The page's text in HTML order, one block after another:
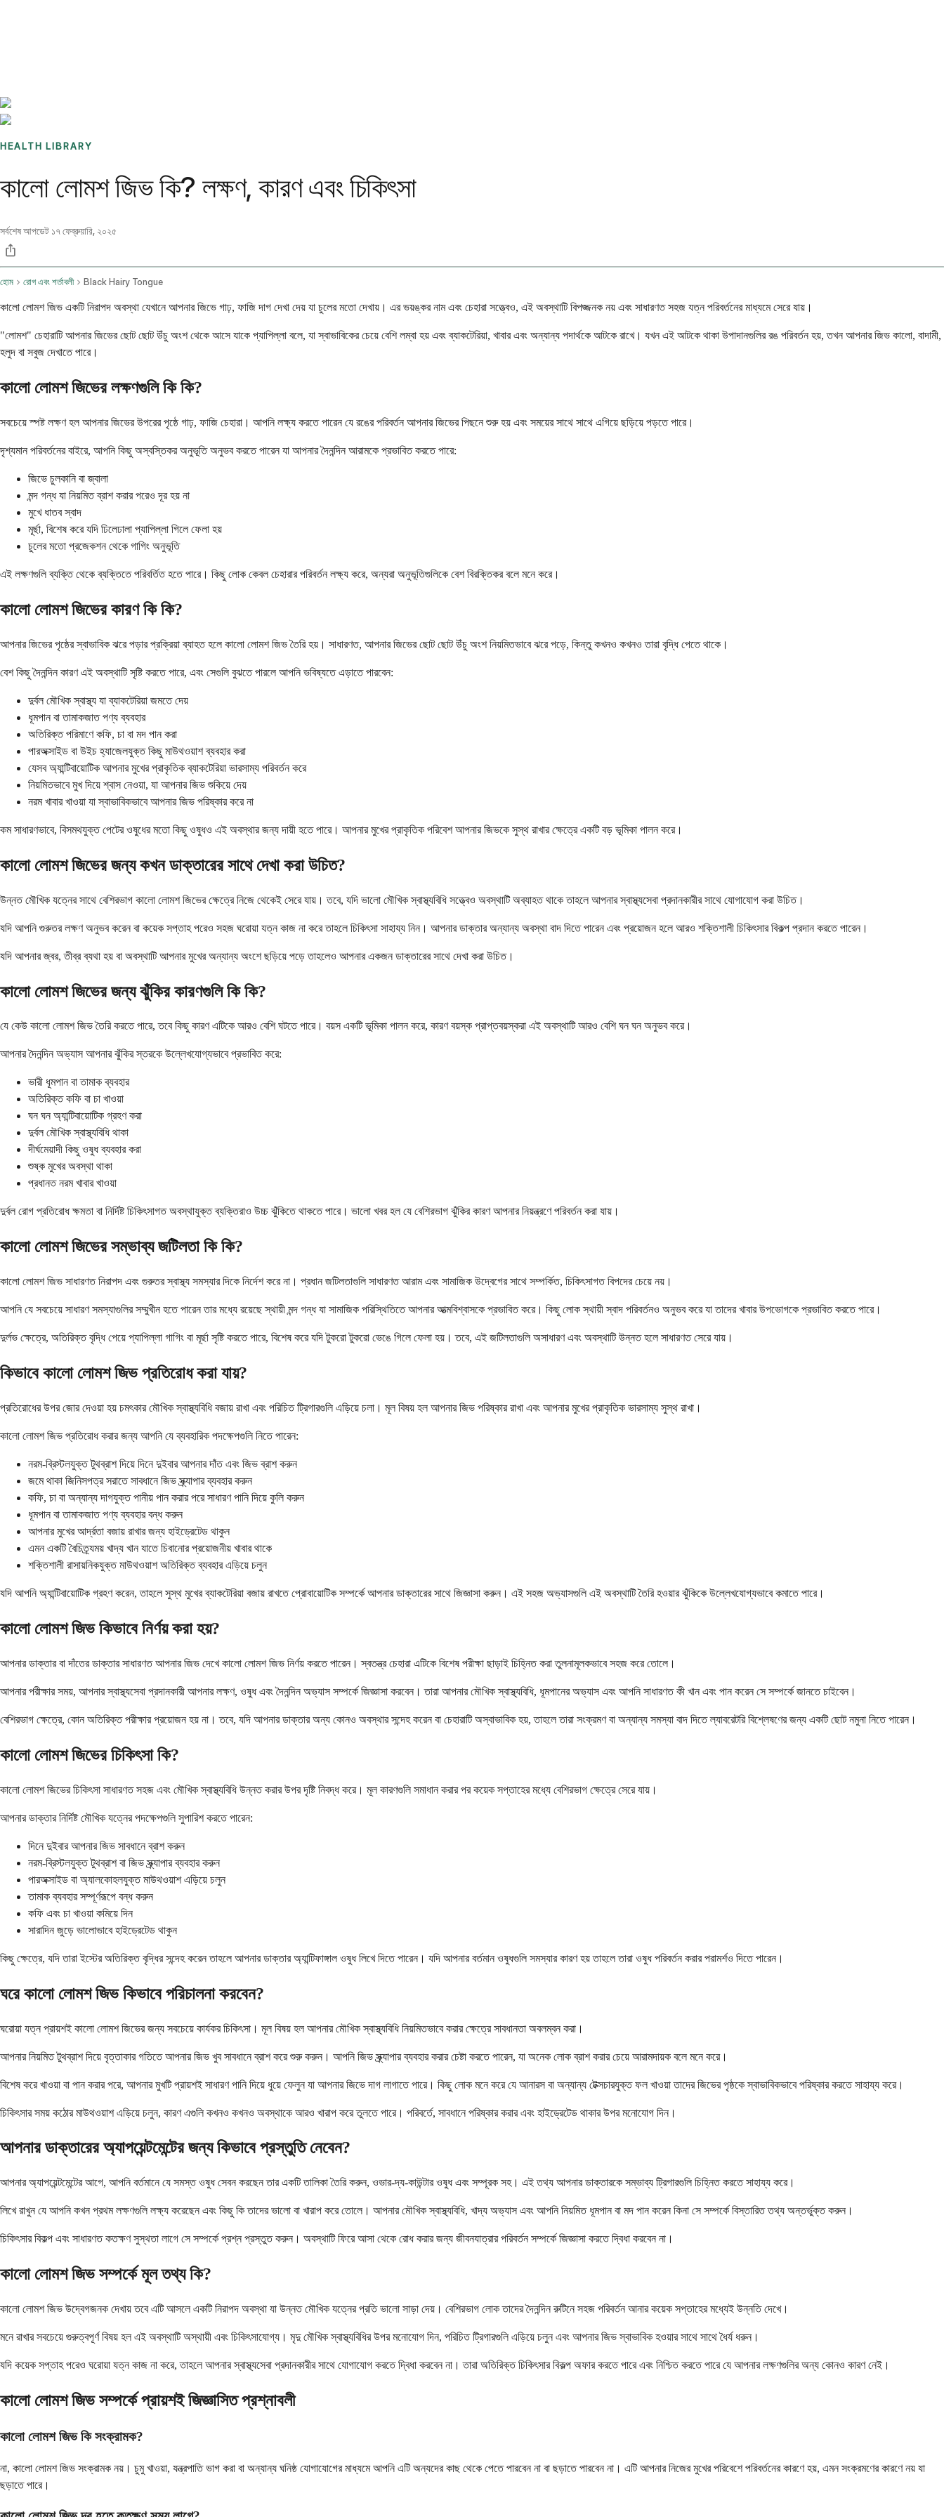
HEALTH LIBRARY
কালো লোমশ জিভ কি? লক্ষণ, কারণ এবং চিকিৎসা
সর্বশেষ আপডেট ১৭ ফেব্রুয়ারি, ২০২৫
হোম রোগ এবং শর্তাবলী Black Hairy Tongue
কালো লোমশ জিভ একটি নিরাপদ অবস্থা যেখানে আপনার জিভে গাঢ়, ফাজি দাগ দেখা দেয় যা চুলের মতো দেখায়। এর ভয়ঙ্কর নাম এবং চেহারা সত্ত্বেও, এই অবস্থাটি বিপজ্জনক নয় এবং সাধারণত সহজ যত্ন পরিবর্তনের মাধ্যমে সেরে যায়।
"লোমশ" চেহারাটি আপনার জিভের ছোট ছোট উঁচু অংশ থেকে আসে যাকে প্যাপিল্লা বলে, যা স্বাভাবিকের চেয়ে বেশি লম্বা হয় এবং ব্যাকটেরিয়া, খাবার এবং অন্যান্য পদার্থকে আটকে রাখে। যখন এই আটকে থাকা উপাদানগুলির রঙ পরিবর্তন হয়, তখন আপনার জিভ কালো, বাদামী,
হলুদ বা সবুজ দেখাতে পারে।
কালো লোমশ জিভের লক্ষণগুলি কি কি?
সবচেয়ে স্পষ্ট লক্ষণ হল আপনার জিভের উপরের পৃষ্ঠে গাঢ়, ফাজি চেহারা। আপনি লক্ষ্য করতে পারেন যে রঙের পরিবর্তন আপনার জিভের পিছনে শুরু হয় এবং সময়ের সাথে সাথে এগিয়ে ছড়িয়ে পড়তে পারে।
দৃশ্যমান পরিবর্তনের বাইরে, আপনি কিছু অস্বস্তিকর অনুভূতি অনুভব করতে পারেন যা আপনার দৈনন্দিন আরামকে প্রভাবিত করতে পারে:
জিভে চুলকানি বা জ্বালা
মন্দ গন্ধ যা নিয়মিত ব্রাশ করার পরেও দূর হয় না
মুখে ধাতব স্বাদ
মূর্ছা, বিশেষ করে যদি ঢিলেঢালা প্যাপিল্লা গিলে ফেলা হয়
চুলের মতো প্রজেকশন থেকে গাগিং অনুভূতি
এই লক্ষণগুলি ব্যক্তি থেকে ব্যক্তিতে পরিবর্তিত হতে পারে। কিছু লোক কেবল চেহারার পরিবর্তন লক্ষ্য করে, অন্যরা অনুভূতিগুলিকে বেশ বিরক্তিকর বলে মনে করে।
কালো লোমশ জিভের কারণ কি কি?
আপনার জিভের পৃষ্ঠের স্বাভাবিক ঝরে পড়ার প্রক্রিয়া ব্যাহত হলে কালো লোমশ জিভ তৈরি হয়। সাধারণত, আপনার জিভের ছোট ছোট উঁচু অংশ নিয়মিতভাবে ঝরে পড়ে, কিন্তু কখনও কখনও তারা বৃদ্ধি পেতে থাকে।
বেশ কিছু দৈনন্দিন কারণ এই অবস্থাটি সৃষ্টি করতে পারে, এবং সেগুলি বুঝতে পারলে আপনি ভবিষ্যতে এড়াতে পারবেন:
দুর্বল মৌখিক স্বাস্থ্য যা ব্যাকটেরিয়া জমতে দেয়
ধূমপান বা তামাকজাত পণ্য ব্যবহার
অতিরিক্ত পরিমাণে কফি, চা বা মদ পান করা
পারঅক্সাইড বা উইচ হ্যাজেলযুক্ত কিছু মাউথওয়াশ ব্যবহার করা
যেসব অ্যান্টিবায়োটিক আপনার মুখের প্রাকৃতিক ব্যাকটেরিয়া ভারসাম্য পরিবর্তন করে
নিয়মিতভাবে মুখ দিয়ে শ্বাস নেওয়া, যা আপনার জিভ শুকিয়ে দেয়
নরম খাবার খাওয়া যা স্বাভাবিকভাবে আপনার জিভ পরিষ্কার করে না
কম সাধারণভাবে, বিসমথযুক্ত পেটের ওষুধের মতো কিছু ওষুধও এই অবস্থার জন্য দায়ী হতে পারে। আপনার মুখের প্রাকৃতিক পরিবেশ আপনার জিভকে সুস্থ রাখার ক্ষেত্রে একটি বড় ভূমিকা পালন করে।
কালো লোমশ জিভের জন্য কখন ডাক্তারের সাথে দেখা করা উচিত?
উন্নত মৌখিক যত্নের সাথে বেশিরভাগ কালো লোমশ জিভের ক্ষেত্রে নিজে থেকেই সেরে যায়। তবে, যদি ভালো মৌখিক স্বাস্থ্যবিধি সত্ত্বেও অবস্থাটি অব্যাহত থাকে তাহলে আপনার স্বাস্থ্যসেবা প্রদানকারীর সাথে যোগাযোগ করা উচিত।
যদি আপনি গুরুতর লক্ষণ অনুভব করেন বা কয়েক সপ্তাহ পরেও সহজ ঘরোয়া যত্ন কাজ না করে তাহলে চিকিৎসা সাহায্য নিন। আপনার ডাক্তার অন্যান্য অবস্থা বাদ দিতে পারেন এবং প্রয়োজন হলে আরও শক্তিশালী চিকিৎসার বিকল্প প্রদান করতে পারেন।
যদি আপনার জ্বর, তীব্র ব্যথা হয় বা অবস্থাটি আপনার মুখের অন্যান্য অংশে ছড়িয়ে পড়ে তাহলেও আপনার একজন ডাক্তারের সাথে দেখা করা উচিত।
কালো লোমশ জিভের জন্য ঝুঁকির কারণগুলি কি কি?
যে কেউ কালো লোমশ জিভ তৈরি করতে পারে, তবে কিছু কারণ এটিকে আরও বেশি ঘটতে পারে। বয়স একটি ভূমিকা পালন করে, কারণ বয়স্ক প্রাপ্তবয়স্করা এই অবস্থাটি আরও বেশি ঘন ঘন অনুভব করে।
আপনার দৈনন্দিন অভ্যাস আপনার ঝুঁকির স্তরকে উল্লেখযোগ্যভাবে প্রভাবিত করে:
ভারী ধূমপান বা তামাক ব্যবহার
অতিরিক্ত কফি বা চা খাওয়া
ঘন ঘন অ্যান্টিবায়োটিক গ্রহণ করা
দুর্বল মৌখিক স্বাস্থ্যবিধি থাকা
দীর্ঘমেয়াদী কিছু ওষুধ ব্যবহার করা
শুষ্ক মুখের অবস্থা থাকা
প্রধানত নরম খাবার খাওয়া
দুর্বল রোগ প্রতিরোধ ক্ষমতা বা নির্দিষ্ট চিকিৎসাগত অবস্থাযুক্ত ব্যক্তিরাও উচ্চ ঝুঁকিতে থাকতে পারে। ভালো খবর হল যে বেশিরভাগ ঝুঁকির কারণ আপনার নিয়ন্ত্রণে পরিবর্তন করা যায়।
কালো লোমশ জিভের সম্ভাব্য জটিলতা কি কি?
কালো লোমশ জিভ সাধারণত নিরাপদ এবং গুরুতর স্বাস্থ্য সমস্যার দিকে নির্দেশ করে না। প্রধান জটিলতাগুলি সাধারণত আরাম এবং সামাজিক উদ্বেগের সাথে সম্পর্কিত, চিকিৎসাগত বিপদের চেয়ে নয়।
আপনি যে সবচেয়ে সাধারণ সমস্যাগুলির সম্মুখীন হতে পারেন তার মধ্যে রয়েছে স্থায়ী মন্দ গন্ধ যা সামাজিক পরিস্থিতিতে আপনার আত্মবিশ্বাসকে প্রভাবিত করে। কিছু লোক স্থায়ী স্বাদ পরিবর্তনও অনুভব করে যা তাদের খাবার উপভোগকে প্রভাবিত করতে পারে।
দুর্লভ ক্ষেত্রে, অতিরিক্ত বৃদ্ধি পেয়ে প্যাপিল্লা গাগিং বা মূর্ছা সৃষ্টি করতে পারে, বিশেষ করে যদি টুকরো টুকরো ভেঙে গিলে ফেলা হয়। তবে, এই জটিলতাগুলি অসাধারণ এবং অবস্থাটি উন্নত হলে সাধারণত সেরে যায়।
কিভাবে কালো লোমশ জিভ প্রতিরোধ করা যায়?
প্রতিরোধের উপর জোর দেওয়া হয় চমৎকার মৌখিক স্বাস্থ্যবিধি বজায় রাখা এবং পরিচিত ট্রিগারগুলি এড়িয়ে চলা। মূল বিষয় হল আপনার জিভ পরিষ্কার রাখা এবং আপনার মুখের প্রাকৃতিক ভারসাম্য সুস্থ রাখা।
কালো লোমশ জিভ প্রতিরোধ করার জন্য আপনি যে ব্যবহারিক পদক্ষেপগুলি নিতে পারেন:
নরম-ব্রিস্টলযুক্ত টুথব্রাশ দিয়ে দিনে দুইবার আপনার দাঁত এবং জিভ ব্রাশ করুন
জমে থাকা জিনিসপত্র সরাতে সাবধানে জিভ স্ক্র্যাপার ব্যবহার করুন
কফি, চা বা অন্যান্য দাগযুক্ত পানীয় পান করার পরে সাধারণ পানি দিয়ে কুলি করুন
ধূমপান বা তামাকজাত পণ্য ব্যবহার বন্ধ করুন
আপনার মুখের আর্দ্রতা বজায় রাখার জন্য হাইড্রেটেড থাকুন
এমন একটি বৈচিত্র্যময় খাদ্য খান যাতে চিবানোর প্রয়োজনীয় খাবার থাকে
শক্তিশালী রাসায়নিকযুক্ত মাউথওয়াশ অতিরিক্ত ব্যবহার এড়িয়ে চলুন
যদি আপনি অ্যান্টিবায়োটিক গ্রহণ করেন, তাহলে সুস্থ মুখের ব্যাকটেরিয়া বজায় রাখতে প্রোবায়োটিক সম্পর্কে আপনার ডাক্তারের সাথে জিজ্ঞাসা করুন। এই সহজ অভ্যাসগুলি এই অবস্থাটি তৈরি হওয়ার ঝুঁকিকে উল্লেখযোগ্যভাবে কমাতে পারে।
কালো লোমশ জিভ কিভাবে নির্ণয় করা হয়?
আপনার ডাক্তার বা দাঁতের ডাক্তার সাধারণত আপনার জিভ দেখে কালো লোমশ জিভ নির্ণয় করতে পারেন। স্বতন্ত্র চেহারা এটিকে বিশেষ পরীক্ষা ছাড়াই চিহ্নিত করা তুলনামূলকভাবে সহজ করে তোলে।
আপনার পরীক্ষার সময়, আপনার স্বাস্থ্যসেবা প্রদানকারী আপনার লক্ষণ, ওষুধ এবং দৈনন্দিন অভ্যাস সম্পর্কে জিজ্ঞাসা করবেন। তারা আপনার মৌখিক স্বাস্থ্যবিধি, ধূমপানের অভ্যাস এবং আপনি সাধারণত কী খান এবং পান করেন সে সম্পর্কে জানতে চাইবেন।
বেশিরভাগ ক্ষেত্রে, কোন অতিরিক্ত পরীক্ষার প্রয়োজন হয় না। তবে, যদি আপনার ডাক্তার অন্য কোনও অবস্থার সন্দেহ করেন বা চেহারাটি অস্বাভাবিক হয়, তাহলে তারা সংক্রমণ বা অন্যান্য সমস্যা বাদ দিতে ল্যাবরেটরি বিশ্লেষণের জন্য একটি ছোট নমুনা নিতে পারেন।
কালো লোমশ জিভের চিকিৎসা কি?
কালো লোমশ জিভের চিকিৎসা সাধারণত সহজ এবং মৌখিক স্বাস্থ্যবিধি উন্নত করার উপর দৃষ্টি নিবদ্ধ করে। মূল কারণগুলি সমাধান করার পর কয়েক সপ্তাহের মধ্যে বেশিরভাগ ক্ষেত্রে সেরে যায়।
আপনার ডাক্তার নির্দিষ্ট মৌখিক যত্নের পদক্ষেপগুলি সুপারিশ করতে পারেন:
দিনে দুইবার আপনার জিভ সাবধানে ব্রাশ করুন
নরম-ব্রিস্টলযুক্ত টুথব্রাশ বা জিভ স্ক্র্যাপার ব্যবহার করুন
পারঅক্সাইড বা অ্যালকোহলযুক্ত মাউথওয়াশ এড়িয়ে চলুন
তামাক ব্যবহার সম্পূর্ণরূপে বন্ধ করুন
কফি এবং চা খাওয়া কমিয়ে দিন
সারাদিন জুড়ে ভালোভাবে হাইড্রেটেড থাকুন
কিছু ক্ষেত্রে, যদি তারা ইস্টের অতিরিক্ত বৃদ্ধির সন্দেহ করেন তাহলে আপনার ডাক্তার অ্যান্টিফাঙ্গাল ওষুধ লিখে দিতে পারেন। যদি আপনার বর্তমান ওষুধগুলি সমস্যার কারণ হয় তাহলে তারা ওষুধ পরিবর্তন করার পরামর্শও দিতে পারেন।
ঘরে কালো লোমশ জিভ কিভাবে পরিচালনা করবেন?
ঘরোয়া যত্ন প্রায়শই কালো লোমশ জিভের জন্য সবচেয়ে কার্যকর চিকিৎসা। মূল বিষয় হল আপনার মৌখিক স্বাস্থ্যবিধি নিয়মিতভাবে করার ক্ষেত্রে সাবধানতা অবলম্বন করা।
আপনার নিয়মিত টুথব্রাশ দিয়ে বৃত্তাকার গতিতে আপনার জিভ খুব সাবধানে ব্রাশ করে শুরু করুন। আপনি জিভ স্ক্র্যাপার ব্যবহার করার চেষ্টা করতে পারেন, যা অনেক লোক ব্রাশ করার চেয়ে আরামদায়ক বলে মনে করে।
বিশেষ করে খাওয়া বা পান করার পরে, আপনার মুখটি প্রায়শই সাধারণ পানি দিয়ে ধুয়ে ফেলুন যা আপনার জিভে দাগ লাগাতে পারে। কিছু লোক মনে করে যে আনারস বা অন্যান্য টেক্সচারযুক্ত ফল খাওয়া তাদের জিভের পৃষ্ঠকে স্বাভাবিকভাবে পরিষ্কার করতে সাহায্য করে।
চিকিৎসার সময় কঠোর মাউথওয়াশ এড়িয়ে চলুন, কারণ এগুলি কখনও কখনও অবস্থাকে আরও খারাপ করে তুলতে পারে। পরিবর্তে, সাবধানে পরিষ্কার করার এবং হাইড্রেটেড থাকার উপর মনোযোগ দিন।
আপনার ডাক্তারের অ্যাপয়েন্টমেন্টের জন্য কিভাবে প্রস্তুতি নেবেন?
আপনার অ্যাপয়েন্টমেন্টের আগে, আপনি বর্তমানে যে সমস্ত ওষুধ সেবন করছেন তার একটি তালিকা তৈরি করুন, ওভার-দ্য-কাউন্টার ওষুধ এবং সম্পূরক সহ। এই তথ্য আপনার ডাক্তারকে সম্ভাব্য ট্রিগারগুলি চিহ্নিত করতে সাহায্য করে।
লিখে রাখুন যে আপনি কখন প্রথম লক্ষণগুলি লক্ষ্য করেছেন এবং কিছু কি তাদের ভালো বা খারাপ করে তোলে। আপনার মৌখিক স্বাস্থ্যবিধি, খাদ্য অভ্যাস এবং আপনি নিয়মিত ধূমপান বা মদ পান করেন কিনা সে সম্পর্কে বিস্তারিত তথ্য অন্তর্ভুক্ত করুন।
চিকিৎসার বিকল্প এবং সাধারণত কতক্ষণ সুস্থতা লাগে সে সম্পর্কে প্রশ্ন প্রস্তুত করুন। অবস্থাটি ফিরে আসা থেকে রোধ করার জন্য জীবনযাত্রার পরিবর্তন সম্পর্কে জিজ্ঞাসা করতে দ্বিধা করবেন না।
কালো লোমশ জিভ সম্পর্কে মূল তথ্য কি?
কালো লোমশ জিভ উদ্বেগজনক দেখায় তবে এটি আসলে একটি নিরাপদ অবস্থা যা উন্নত মৌখিক যত্নের প্রতি ভালো সাড়া দেয়। বেশিরভাগ লোক তাদের দৈনন্দিন রুটিনে সহজ পরিবর্তন আনার কয়েক সপ্তাহের মধ্যেই উন্নতি দেখে।
মনে রাখার সবচেয়ে গুরুত্বপূর্ণ বিষয় হল এই অবস্থাটি অস্থায়ী এবং চিকিৎসাযোগ্য। মৃদু মৌখিক স্বাস্থ্যবিধির উপর মনোযোগ দিন, পরিচিত ট্রিগারগুলি এড়িয়ে চলুন এবং আপনার জিভ স্বাভাবিক হওয়ার সাথে সাথে ধৈর্য ধরুন।
যদি কয়েক সপ্তাহ পরেও ঘরোয়া যত্ন কাজ না করে, তাহলে আপনার স্বাস্থ্যসেবা প্রদানকারীর সাথে যোগাযোগ করতে দ্বিধা করবেন না। তারা অতিরিক্ত চিকিৎসার বিকল্প অফার করতে পারে এবং নিশ্চিত করতে পারে যে আপনার লক্ষণগুলির অন্য কোনও কারণ নেই।
কালো লোমশ জিভ সম্পর্কে প্রায়শই জিজ্ঞাসিত প্রশ্নাবলী
কালো লোমশ জিভ কি সংক্রামক?
না, কালো লোমশ জিভ সংক্রামক নয়। চুমু খাওয়া, যন্ত্রপাতি ভাগ করা বা অন্যান্য ঘনিষ্ঠ যোগাযোগের মাধ্যমে আপনি এটি অন্যদের কাছ থেকে পেতে পারবেন না বা ছড়াতে পারবেন না। এটি আপনার নিজের মুখের পরিবেশে পরিবর্তনের কারণে হয়, এমন সংক্রমণের কারণে নয় যা
ছড়াতে পারে।